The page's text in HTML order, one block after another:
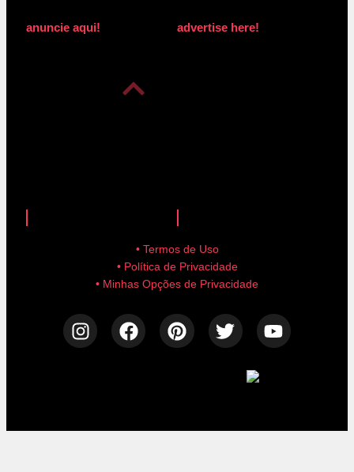
anuncie aqui! advertise here!
• Termos de Uso
• Política de Privacidade
• Minhas Opções de Privacidade